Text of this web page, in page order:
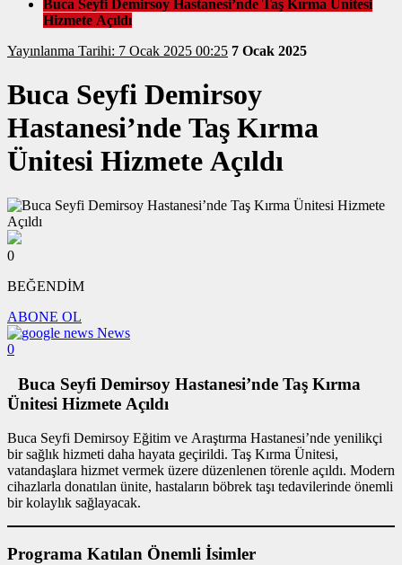
Buca Seyfi Demirsoy Hastanesi’nde Taş Kırma Ünitesi
Hizmete Açıldı
Yayınlanma Tarihi: 7 Ocak 2025 00:25 7 Ocak 2025
Buca Seyfi Demirsoy
Hastanesi’nde Taş Kırma
Ünitesi Hizmete Açıldı
0
BEĞENDİM
ABONE OL
News
0
Buca Seyfi Demirsoy Hastanesi’nde Taş Kırma
Ünitesi Hizmete Açıldı
Buca Seyfi Demirsoy Eğitim ve Araştırma Hastanesi’nde yenilikçi
bir sağlık hizmeti daha hayata geçirildi. Taş Kırma Ünitesi,
vatandaşlara hizmet vermek üzere düzenlenen törenle açıldı. Modern
cihazlarla donatılan ünite, hastaların böbrek taşı tedavilerinde önemli
bir kolaylık sağlayacak.
Programa Katılan Önemli İsimler